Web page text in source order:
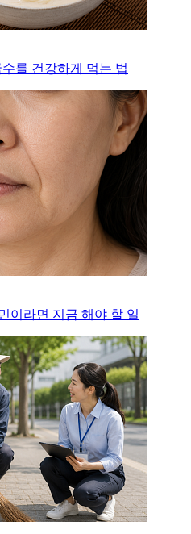
를 건강하게 먹는 법
이라면 지금 해야 할 일